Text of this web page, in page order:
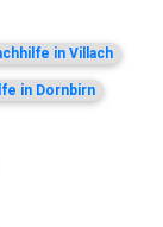
in Villach
in Dornbirn